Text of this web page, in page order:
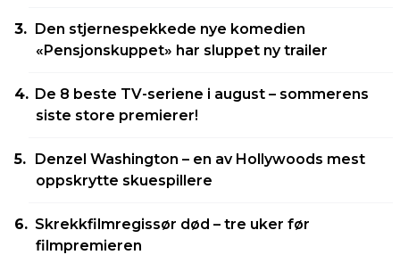
Den stjernespekkede nye komedien
«Pensjonskuppet» har sluppet ny trailer
De 8 beste TV-seriene i august – sommerens
siste store premierer!
Denzel Washington – en av Hollywoods mest
oppskrytte skuespillere
Skrekkfilmregissør død – tre uker før
filmpremieren